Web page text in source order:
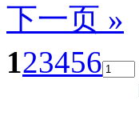
下一页 »
123456